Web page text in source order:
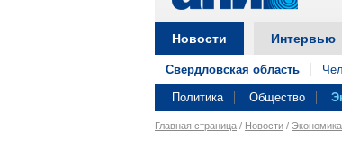
Новости Интервью
Свердловская область
Политика Общество
Главная страница / Новости / Экономика